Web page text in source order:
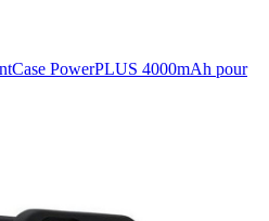
PowerPLUS 4000mAh pour